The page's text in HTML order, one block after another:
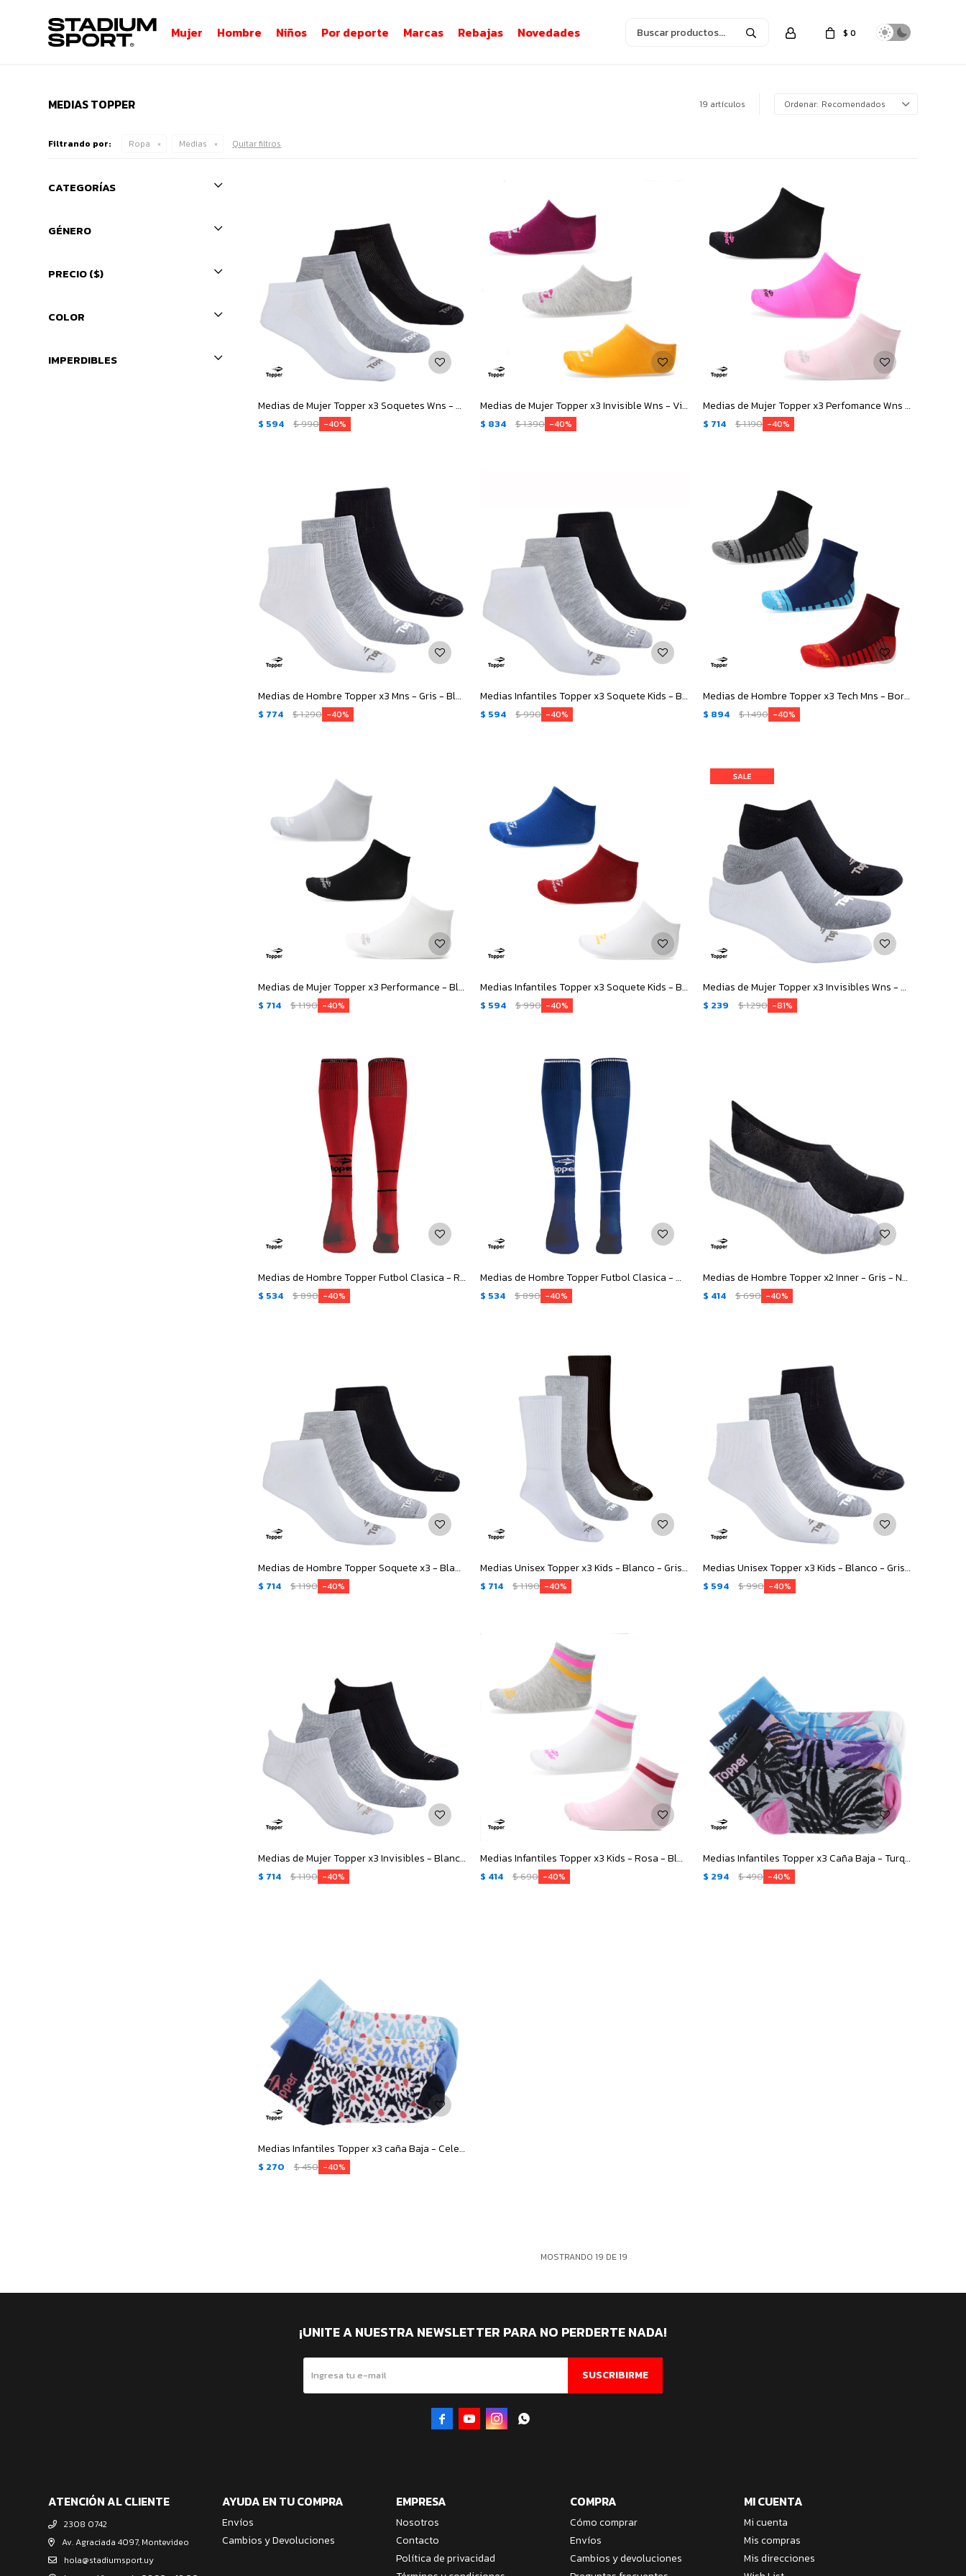
Mujer Hombre Niños Por deporte Marcas Rebajas Novedades $ 0
MEDIAS TOPPER 19 artículos Recomendados
Filtrando por: Ropa Medias Quitar filtros
Medias de Mujer Topper x3 Soquetes Wns - Blanco - Gris - Negro
$ 594 $990 40
Medias de Mujer Topper x3 Invisible Wns - Violeta - Gris - Anaranjado
$ 834 $1.390 40
Medias de Mujer Topper x3 Perfomance Wns - Negro - Fucsia - Rosa
$ 714 $1.190 40
Medias de Hombre Topper x3 Mns - Gris - Blanco - Negro
$ 774 $1.290 40
Medias Infantiles Topper x3 Soquete Kids - Blanco - Gris - Negro
$ 594 $990 40
Medias de Hombre Topper x3 Tech Mns - Bordó - Azul - Negro
$ 894 $1.490 40
Medias de Mujer Topper x3 Performance - Blanco - Negro - Gris
$ 714 $1.190 40
Medias Infantiles Topper x3 Soquete Kids - Blanco - Azul - Rojo
$ 594 $990 40
Medias de Mujer Topper x3 Invisibles Wns - Blanco - Gris - Negro
$ 239 $1.290 81
Medias de Hombre Topper Futbol Clasica - Rojo
$ 534 $890 40
Medias de Hombre Topper Futbol Clasica - Azul Marino
$ 534 $890 40
Medias de Hombre Topper x2 Inner - Gris - Negro
$ 414 $690 40
Medias de Hombre Topper Soquete x3 - Blanco - Gris - Negro
$ 714 $1.190 40
Medias Unisex Topper x3 Kids - Blanco - Gris - Negro
$ 714 $1.190 40
Medias Unisex Topper x3 Kids - Blanco - Gris - Negro
$ 594 $990 40
Medias de Mujer Topper x3 Invisibles - Blanco - Gris - Negro
$ 714 $1.190 40
Medias Infantiles Topper x3 Kids - Rosa - Blanco - Gris
$ 414 $690 40
Medias Infantiles Topper x3 Caña Baja - Turquesa - Gris - Lila
$ 294 $490 40
Medias Infantiles Topper x3 caña Baja - Celeste - Azul - Turquesa
$ 270 $450 40
MOSTRANDO19 DE19
CATEGORÍAS
GÉNERO
PRECIO($)
COLOR
IMPERDIBLES
ATENCIÓN AL CLIENTE
2308 0742
Av. Agraciada 4097, Montevideo
hola@stadiumsport.uy
AYUDA EN TU COMPRA
Envíos
Cambios y Devoluciones
EMPRESA
Nosotros
Contacto
Política de privacidad
COMPRA
Cómo comprar
Envíos
Cambios y devoluciones
MI CUENTA
Mi cuenta
Mis compras
Mis direcciones
¡UNITE A NUESTRA NEWSLETTER PARA NO PERDERTE NADA!
SUSCRIBIRME
   